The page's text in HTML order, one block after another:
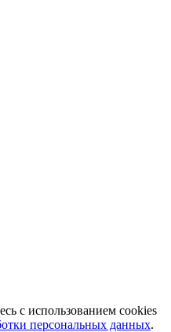
с использованием cookies
персональных данных.